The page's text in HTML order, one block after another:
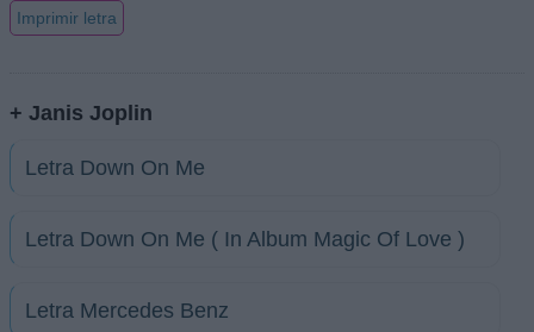
Imprimir letra
+ Janis Joplin
Letra Down On Me
Letra Down On Me ( In Album Magic Of Love )
Letra Mercedes Benz